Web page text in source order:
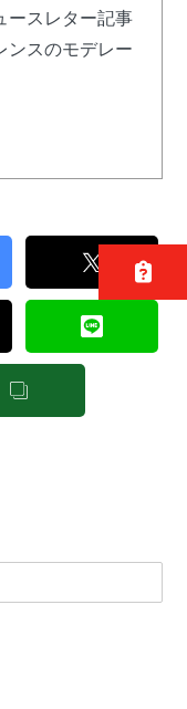
ースレター記事
ンスのモデレー